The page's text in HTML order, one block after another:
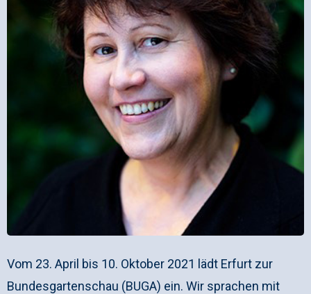
Vom 23. April bis 10. Oktober 2021 lädt Erfurt zur
Bundesgartenschau (BUGA) ein. Wir sprachen mit